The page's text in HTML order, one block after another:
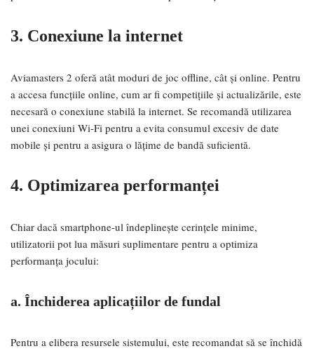
3. Conexiune la internet
Aviamasters 2 oferă atât moduri de joc offline, cât și online. Pentru
a accesa funcțiile online, cum ar fi competițiile și actualizările, este
necesară o conexiune stabilă la internet. Se recomandă utilizarea
unei conexiuni Wi-Fi pentru a evita consumul excesiv de date
mobile și pentru a asigura o lățime de bandă suficientă.
4. Optimizarea performanței
Chiar dacă smartphone-ul îndeplinește cerințele minime,
utilizatorii pot lua măsuri suplimentare pentru a optimiza
performanța jocului:
a. Închiderea aplicațiilor de fundal
Pentru a elibera resursele sistemului, este recomandat să se închidă